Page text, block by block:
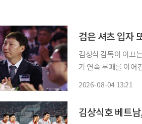
검은 셔츠 입자
김상식 감독이 이끄
기 연속 무패를 이어
2026-08-04 13:21
김상식호 베트